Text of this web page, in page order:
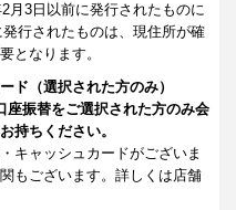
月3日以前に発行されたものに
行されたものは、現住所が確
となります。
ド（選択された方のみ）
座振替をご選択された方のみ会
持ちください。
キャッシュカードがございま
もございます。詳しくは店舗